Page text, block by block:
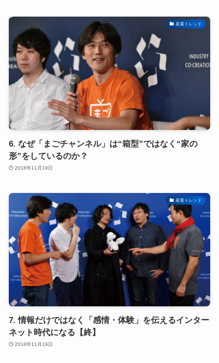
産業トレンド
6. なぜ「まごチャンネル」は“箱型”ではなく“家の
形”をしているのか？
2018年11月19日
産業トレンド
7. 情報だけではなく「感情・体験」を伝えるインター
ネット時代になる【終】
2018年11月19日